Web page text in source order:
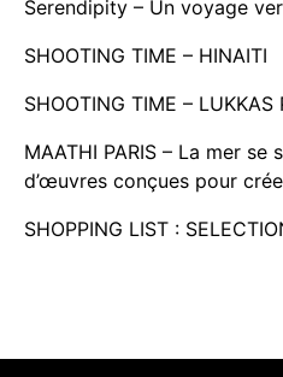
Serendipity – Un voyage
SHOOTING TIME – HINAITI
SHOOTING TIME – LUKKAS
MAATHI PARIS – La mer
d’œuvres conçues pour
SHOPPING LIST :